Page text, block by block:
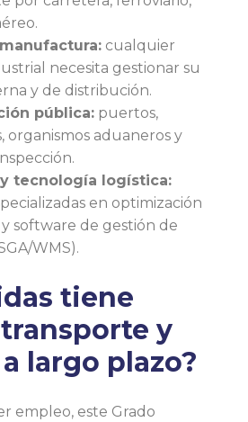
cualquier
necesita gestionar su
y de distribución.
pública: puertos,
organismos aduaneros y
tecnología logística:
en optimización
software de gestión de
WMS).
tiene
y
largo plazo?
empleo, este Grado